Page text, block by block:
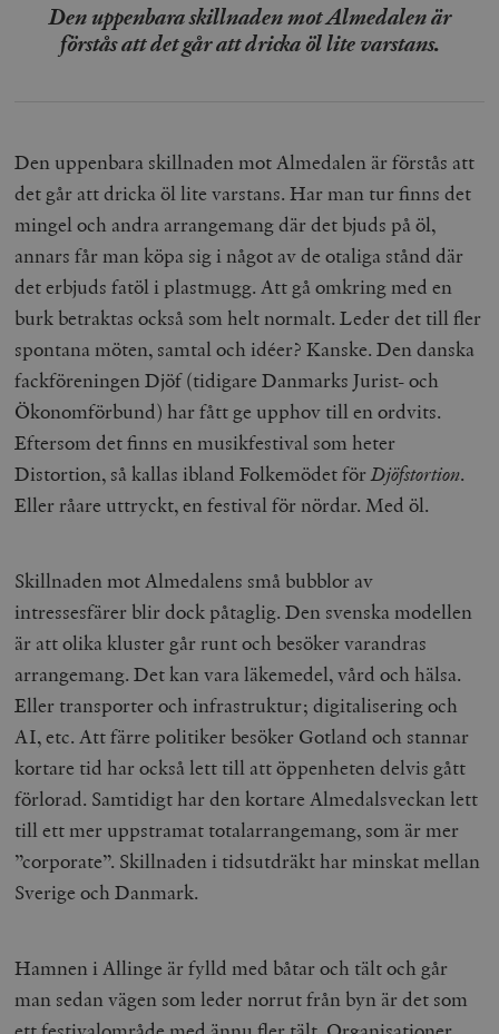
Den uppenbara skillnaden mot Almedalen är
förstås att det går att dricka öl lite varstans.
Den uppenbara skillnaden mot Almedalen är förstås att
det går att dricka öl lite varstans. Har man tur finns det
mingel och andra arrangemang där det bjuds på öl,
annars får man köpa sig i något av de otaliga stånd där
det erbjuds fatöl i plastmugg. Att gå omkring med en
burk betraktas också som helt normalt. Leder det till fler
spontana möten, samtal och idéer? Kanske. Den danska
fackföreningen Djöf (tidigare Danmarks Jurist- och
Ökonomförbund) har fått ge upphov till en ordvits.
Eftersom det finns en musikfestival som heter
Distortion, så kallas ibland Folkemödet förDjöfstortion.
Eller råare uttryckt, en festival för nördar. Med öl.
Skillnaden mot Almedalens små bubblor av
intressesfärer blir dock påtaglig. Den svenska modellen
är att olika kluster går runt och besöker varandras
arrangemang. Det kan vara läkemedel, vård och hälsa.
Eller transporter och infrastruktur; digitalisering och
AI, etc. Att färre politiker besöker Gotland och stannar
kortare tid har också lett till att öppenheten delvis gått
förlorad. Samtidigt har den kortare Almedalsveckan lett
till ett mer uppstramat totalarrangemang, som är mer
”corporate”. Skillnaden i tidsutdräkt har minskat mellan
Sverige och Danmark.
Hamnen i Allinge är fylld med båtar och tält och går
man sedan vägen som leder norrut från byn är det som